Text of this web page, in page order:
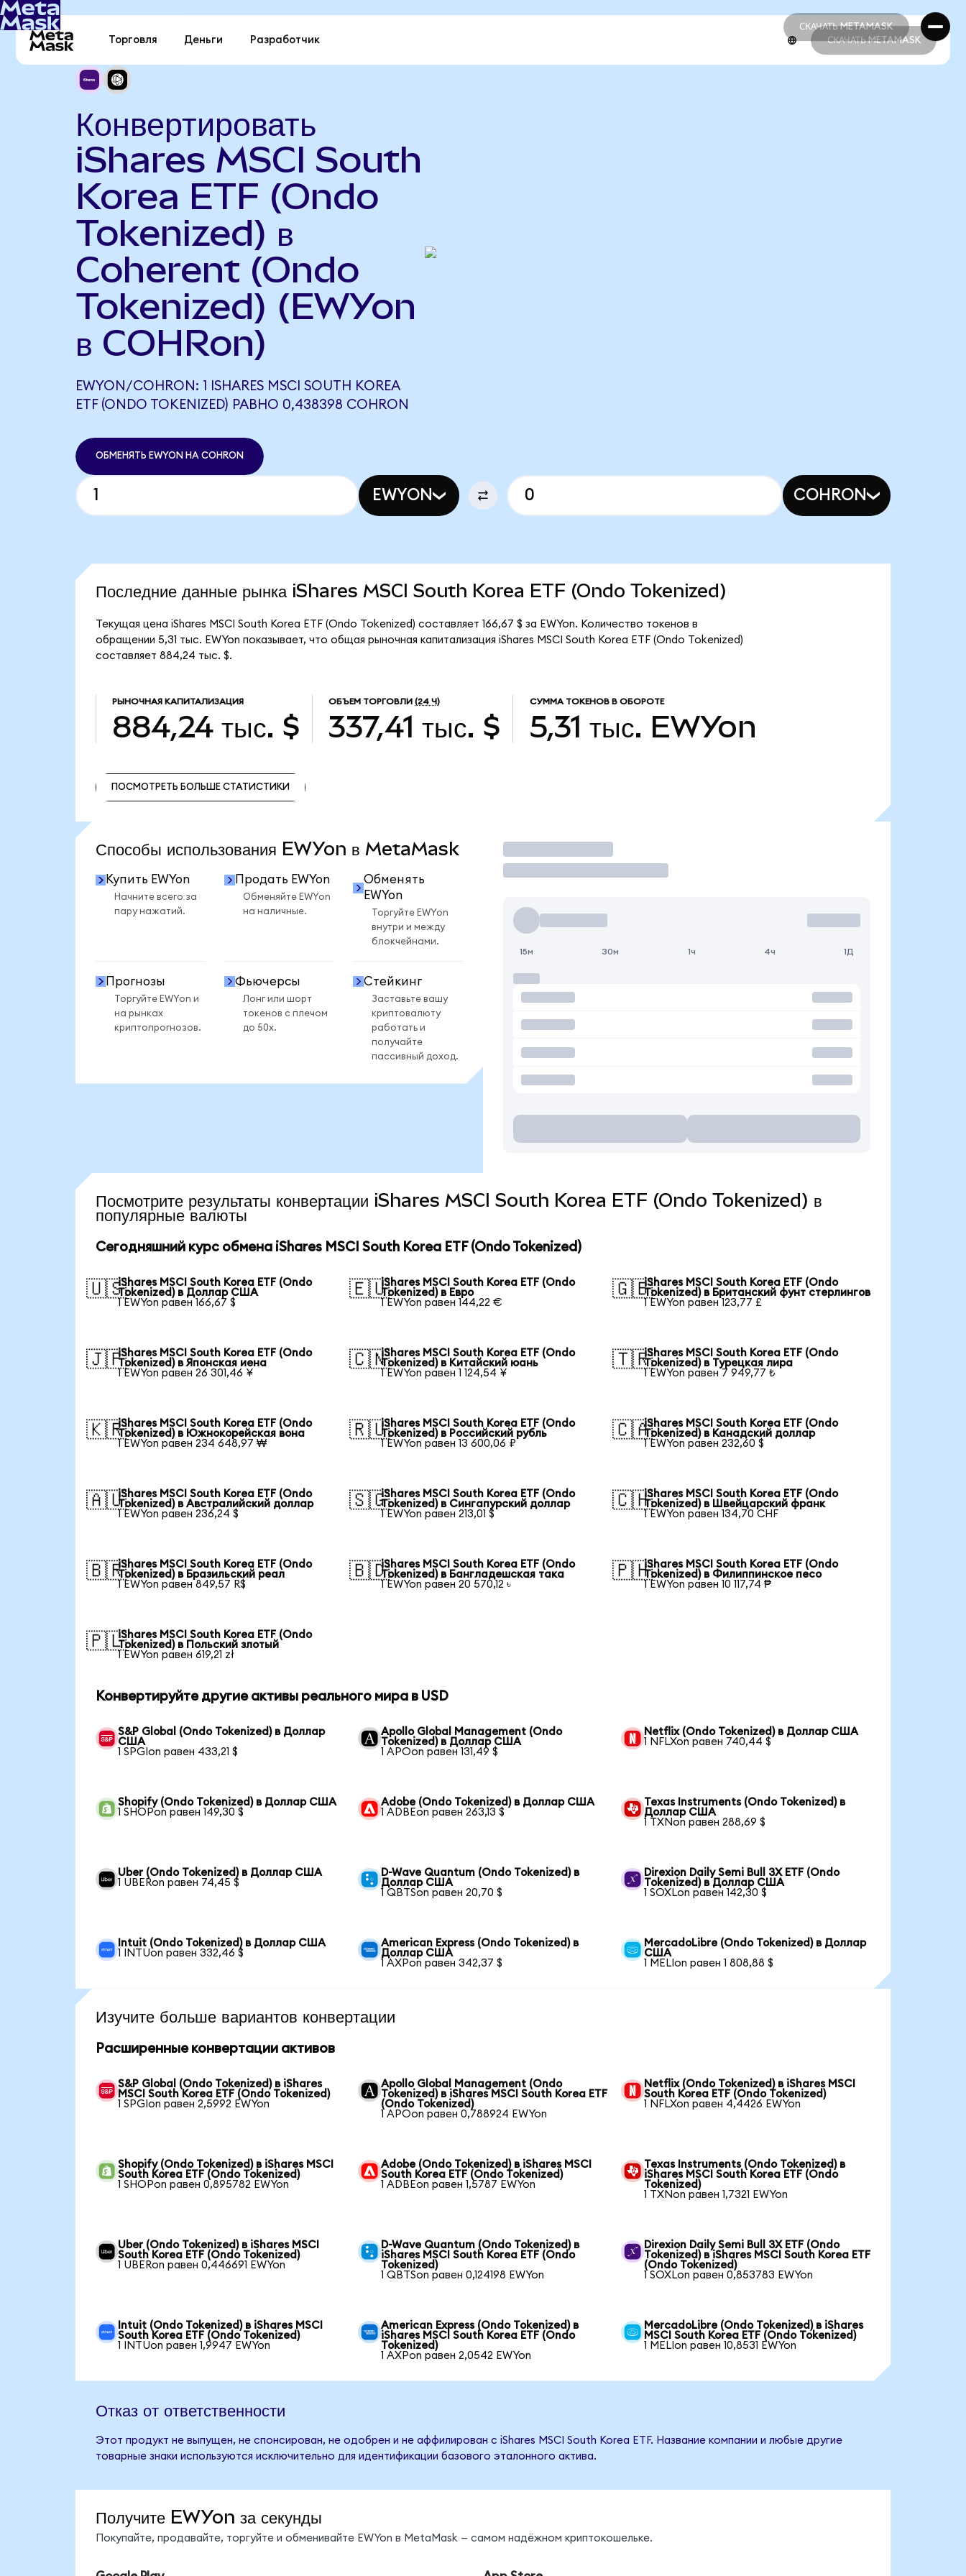
СКАЧАТЬ METAMASK
СКАЧАТЬ METAMASK
Торговля Деньги Разработчик СКАЧАТЬ METAMASK
Конвертировать
iShares MSCI South
Korea ETF (Ondo
Tokenized) в
Coherent (Ondo
Tokenized) (EWYon
в COHRon)
EWYON/COHRON: 1 ISHARES MSCI SOUTH KOREA
ETF (ONDO TOKENIZED) РАВНО 0,438398 COHRON
ОБМЕНЯТЬ EWYON НА COHRON
EWYON COHRON
Последние данные рынка iShares MSCI South Korea ETF (Ondo Tokenized)
Текущая цена iShares MSCI South Korea ETF (Ondo Tokenized) составляет 166,67 $ за EWYon. Количество токенов в
обращении 5,31 тыс. EWYon показывает, что общая рыночная капитализация iShares MSCI South Korea ETF (Ondo Tokenized)
составляет 884,24 тыс. $.
РЫНОЧНАЯ КАПИТАЛИЗАЦИЯ
884,24 тыс. $
ОБЪЕМ ТОРГОВЛИ (24 Ч)
337,41 тыс. $
СУММА ТОКЕНОВ В ОБОРОТЕ
5,31 тыс. EWYon
ПОСМОТРЕТЬ БОЛЬШЕ СТАТИСТИКИ
Способы использования EWYon в MetaMask
Купить EWYon
Начните всего за
пару нажатий.
Продать EWYon
Обменяйте EWYon
на наличные.
Обменять
EWYon
Торгуйте EWYon
внутри и между
блокчейнами.
Прогнозы
Торгуйте EWYon и
на рынках
криптопрогнозов.
Фьючерсы
Лонг или шорт
токенов с плечом
до 50x.
Стейкинг
Заставьте вашу
криптовалюту
работать и
получайте
пассивный доход.
Торговать
15м 30м 1ч 4ч 1Д
Посмотрите результаты конвертации iShares MSCI South Korea ETF (Ondo Tokenized) в
популярные валюты
Сегодняшний курс обмена iShares MSCI South Korea ETF (Ondo Tokenized)
🇺🇸iShares MSCI South Korea ETF (Ondo
Tokenized) в Доллар США
1 EWYon равен 166,67 $
🇪🇺iShares MSCI South Korea ETF (Ondo
Tokenized) в Евро
1 EWYon равен 144,22 €
🇬🇧iShares MSCI South Korea ETF (Ondo
Tokenized) в Британский фунт стерлингов
1 EWYon равен 123,77 £
🇯🇵iShares MSCI South Korea ETF (Ondo
Tokenized) в Японская иена
1 EWYon равен 26 301,46 ¥
🇨🇳iShares MSCI South Korea ETF (Ondo
Tokenized) в Китайский юань
1 EWYon равен 1 124,54 ¥
🇹🇷iShares MSCI South Korea ETF (Ondo
Tokenized) в Турецкая лира
1 EWYon равен 7 949,77 ₺
🇰🇷iShares MSCI South Korea ETF (Ondo
Tokenized) в Южнокорейская вона
1 EWYon равен 234 648,97 ₩
🇷🇺iShares MSCI South Korea ETF (Ondo
Tokenized) в Российский рубль
1 EWYon равен 13 600,06 ₽
🇨🇦iShares MSCI South Korea ETF (Ondo
Tokenized) в Канадский доллар
1 EWYon равен 232,60 $
🇦🇺iShares MSCI South Korea ETF (Ondo
Tokenized) в Австралийский доллар
1 EWYon равен 236,24 $
🇸🇬iShares MSCI South Korea ETF (Ondo
Tokenized) в Сингапурский доллар
1 EWYon равен 213,01 $
🇨🇭iShares MSCI South Korea ETF (Ondo
Tokenized) в Швейцарский франк
1 EWYon равен 134,70 CHF
🇧🇷iShares MSCI South Korea ETF (Ondo
Tokenized) в Бразильский реал
1 EWYon равен 849,57 R$
🇧🇩iShares MSCI South Korea ETF (Ondo
Tokenized) в Бангладешская така
1 EWYon равен 20 570,12 ৳
🇵🇭iShares MSCI South Korea ETF (Ondo
Tokenized) в Филиппинское песо
1 EWYon равен 10 117,74 ₱
🇵🇱iShares MSCI South Korea ETF (Ondo
Tokenized) в Польский злотый
1 EWYon равен 619,21 zł
Конвертируйте другие активы реального мира в USD
S&P Global (Ondo Tokenized) в Доллар
США
1 SPGIon равен 433,21 $
Apollo Global Management (Ondo
Tokenized) в Доллар США
1 APOon равен 131,49 $
Netflix (Ondo Tokenized) в Доллар США
1 NFLXon равен 740,44 $
Shopify (Ondo Tokenized) в Доллар США
1 SHOPon равен 149,30 $
Adobe (Ondo Tokenized) в Доллар США
1 ADBEon равен 263,13 $
Texas Instruments (Ondo Tokenized) в
Доллар США
1 TXNon равен 288,69 $
Uber (Ondo Tokenized) в Доллар США
1 UBERon равен 74,45 $
D-Wave Quantum (Ondo Tokenized) в
Доллар США
1 QBTSon равен 20,70 $
Direxion Daily Semi Bull 3X ETF (Ondo
Tokenized) в Доллар США
1 SOXLon равен 142,30 $
Intuit (Ondo Tokenized) в Доллар США
1 INTUon равен 332,46 $
American Express (Ondo Tokenized) в
Доллар США
1 AXPon равен 342,37 $
MercadoLibre (Ondo Tokenized) в Доллар
США
1 MELIon равен 1 808,88 $
Изучите больше вариантов конвертации
Расширенные конвертации активов
S&P Global (Ondo Tokenized) в iShares
MSCI South Korea ETF (Ondo Tokenized)
1 SPGIon равен 2,5992 EWYon
Apollo Global Management (Ondo
Tokenized) в iShares MSCI South Korea ETF
(Ondo Tokenized)
1 APOon равен 0,788924 EWYon
Netflix (Ondo Tokenized) в iShares MSCI
South Korea ETF (Ondo Tokenized)
1 NFLXon равен 4,4426 EWYon
Shopify (Ondo Tokenized) в iShares MSCI
South Korea ETF (Ondo Tokenized)
1 SHOPon равен 0,895782 EWYon
Adobe (Ondo Tokenized) в iShares MSCI
South Korea ETF (Ondo Tokenized)
1 ADBEon равен 1,5787 EWYon
Texas Instruments (Ondo Tokenized) в
iShares MSCI South Korea ETF (Ondo
Tokenized)
1 TXNon равен 1,7321 EWYon
Uber (Ondo Tokenized) в iShares MSCI
South Korea ETF (Ondo Tokenized)
1 UBERon равен 0,446691 EWYon
D-Wave Quantum (Ondo Tokenized) в
iShares MSCI South Korea ETF (Ondo
Tokenized)
1 QBTSon равен 0,124198 EWYon
Direxion Daily Semi Bull 3X ETF (Ondo
Tokenized) в iShares MSCI South Korea ETF
(Ondo Tokenized)
1 SOXLon равен 0,853783 EWYon
Intuit (Ondo Tokenized) в iShares MSCI
South Korea ETF (Ondo Tokenized)
1 INTUon равен 1,9947 EWYon
American Express (Ondo Tokenized) в
iShares MSCI South Korea ETF (Ondo
Tokenized)
1 AXPon равен 2,0542 EWYon
MercadoLibre (Ondo Tokenized) в iShares
MSCI South Korea ETF (Ondo Tokenized)
1 MELIon равен 10,8531 EWYon
Отказ от ответственности
Этот продукт не выпущен, не спонсирован, не одобрен и не аффилирован с iShares MSCI South Korea ETF. Название компании и любые другие
товарные знаки используются исключительно для идентификации базового эталонного актива.
Получите EWYon за секунды
Покупайте, продавайте, торгуйте и обменивайте EWYon в MetaMask — самом надёжном криптокошельке.